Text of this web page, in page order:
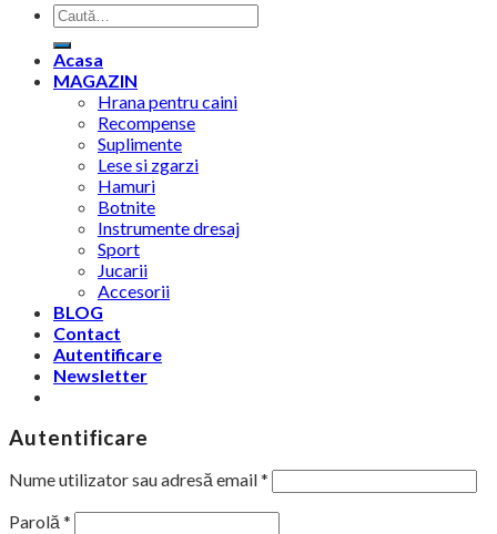
Caută
după:
Acasa
MAGAZIN
Hrana pentru caini
Recompense
Suplimente
Lese si zgarzi
Hamuri
Botnite
Instrumente dresaj
Sport
Jucarii
Accesorii
BLOG
Contact
Autentificare
Newsletter
Autentificare
Nume utilizator sau adresă email*
Parolă *